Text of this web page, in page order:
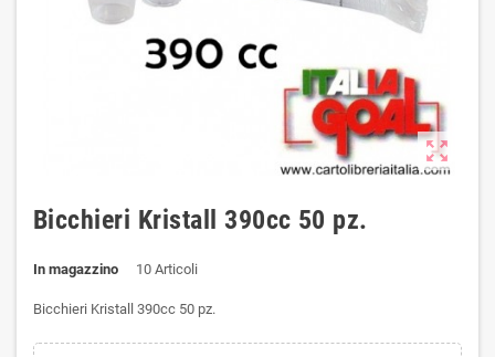
zoom_out_map
Bicchieri Kristall 390cc 50 pz.
In magazzino 10 Articoli
Bicchieri Kristall 390cc 50 pz.